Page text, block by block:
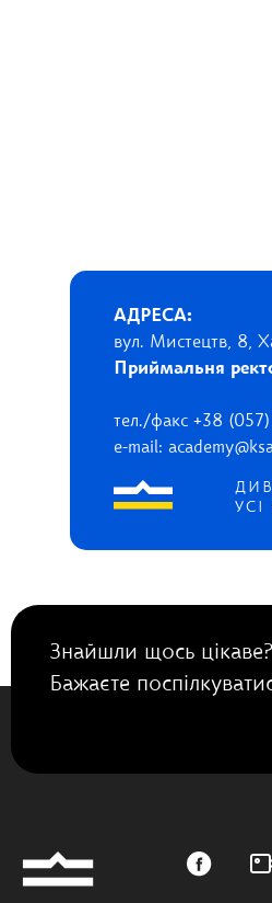
АДРЕСА:
вул. Мистецтв, 8,
Приймальня
тел./факс +38
e-mail:
УСІ
Знайшли щось цікаве?
Бажаєте